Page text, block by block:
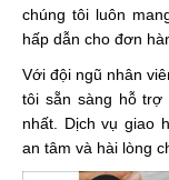
chúng tôi luôn
hấp dẫn cho đơn
Với đội ngũ nhân
tôi sẵn sàng hỗ trợ
nhất. Dịch vụ giao
an tâm và hài lòng